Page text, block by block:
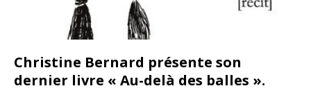
Christine Bernard présente son
dernier livre « Au-delà des balles ».